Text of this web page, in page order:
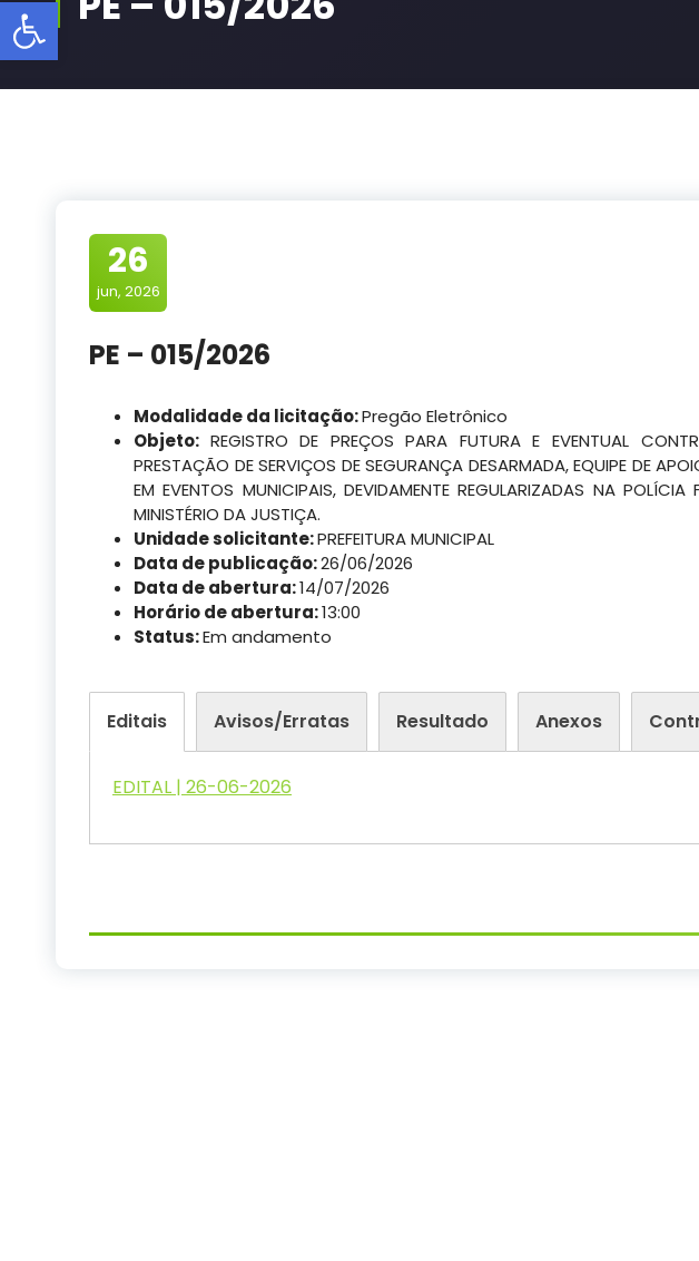
Barra de Ferramentas Aberta
26
jun, 2026
PE – 015/2026
Modalidade da licitação:Pregão Eletrônico
Objeto: REGISTRO DE PREÇOS PARA FUTURA E EVENTUAL
PRESTAÇÃO DE SERVIÇOS DE SEGURANÇA DESARMADA, EQUIPE DE
EM EVENTOS MUNICIPAIS, DEVIDAMENTE REGULARIZADAS NA POLÍCIA
MINISTÉRIO DA JUSTIÇA.
Unidade solicitante:PREFEITURA MUNICIPAL
Data de publicação:26/06/2026
Data de abertura:14/07/2026
Horário de abertura:13:00
Status:Em andamento
Editais Avisos/Erratas Resultado Anexos
EDITAL | 26-06-2026